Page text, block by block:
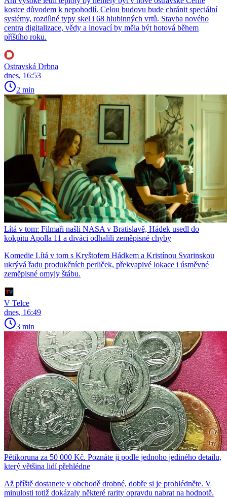
kostce důvodem k nepohodlí. Celou budovu bude chránit speciální
systémy, rozdílné typy skel i 68 hlubinných vrtů. Stavba nového
centra digitalizace, vědy a inovací by měla být hotová během
příštího roku.
Ostravská Drbna
dnes, 16:53
2 min
Lítá v tom: Filmaři našli NASA v Bratislavě, Hádek usedl do
kokpitu Apolla 11 a diváci odhalili zeměpisné chyby
Komedie Lítá v tom s Kryštofem Hádkem a Kristínou Svarinskou
ukrývá řadu produkčních perliček, překvapivé lokace i úsměvné
zeměpisné omyly štábu.
V Telce
dnes, 16:49
3 min
Pětikoruna za 50 000 Kč. Poznáte ji podle jednoho jediného detailu,
který většina lidí přehlédne
Až příště dostanete v obchodě drobné, dobře si je prohlédněte. V
minulosti totiž dokázaly některé rarity opravdu nabrat na hodnotě.